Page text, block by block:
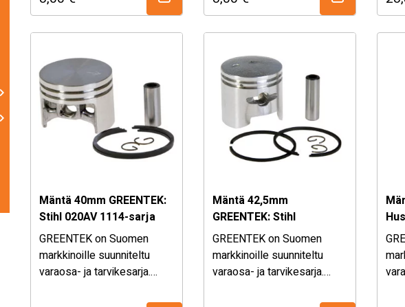
varaosat ja tarvikkeet
puutarha koneisiin ja
Yleismalli …
varaosat ja tarvikkeet
puutarha koneisiin ja
Yleismalli …
Mäntä 40mm GREENTEK:
Stihl 020AV 1114-sarja
GREENTEK on Suomen
markkinoille suunniteltu
varaosa- ja tarvikesarja.
Mäntä 42,5mm
GREENTEK: Stihl
025/MS230/MS230C/MS250/MS250C
GREENTEK on Suomen
markkinoille suunniteltu
varaosa- ja tarvikesarja.